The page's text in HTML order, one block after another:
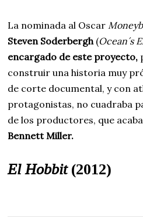
La nominada al Oscar
Steven Soderbergh (Ocean´s
encargado de este proyecto,
construir una historia muy
de corte documental, y con
protagonistas, no cuadraba
de los productores, que
Bennett Miller.
El Hobbit (2012)